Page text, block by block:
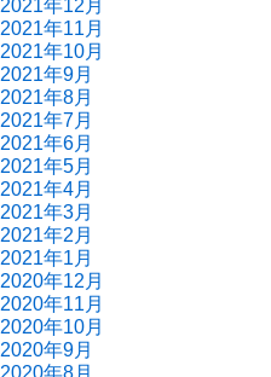
2021年12月
2021年11月
2021年10月
2021年9月
2021年8月
2021年7月
2021年6月
2021年5月
2021年4月
2021年3月
2021年2月
2021年1月
2020年12月
2020年11月
2020年10月
2020年9月
2020年8月